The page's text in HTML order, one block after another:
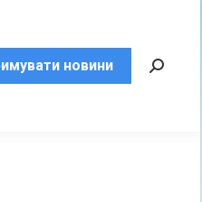
новини Пошук: